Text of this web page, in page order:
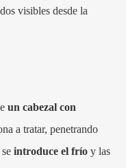
visibles desde la
un cabezal con
a tratar, penetrando
seintroduce el frío y las